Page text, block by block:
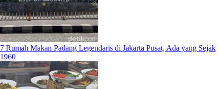
7 Rumah Makan Padang Legendaris di Jakarta Pusat, Ada yang Sejak
1960